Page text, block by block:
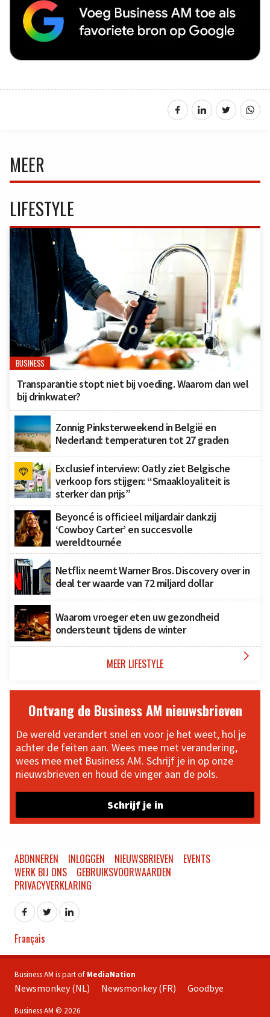
MEER
LIFESTYLE
BUSINESS
Transparantie stopt niet bij voeding. Waarom dan wel
bij drinkwater?
Zonnig Pinksterweekend in België en
Nederland: temperaturen tot 27 graden
Exclusief interview: Oatly ziet Belgische
verkoop fors stijgen: “Smaakloyaliteit is
sterker dan prijs”
Beyoncé is officieel miljardair dankzij
‘Cowboy Carter’ en succesvolle
wereldtournée
Netflix neemt Warner Bros. Discovery over in
deal ter waarde van 72 miljard dollar
Waarom vroeger eten uw gezondheid
ondersteunt tijdens de winter
MEER LIFESTYLE 
Ontvang de Business AM nieuwsbrieven
De wereld verandert snel en voor je het weet, hol je
achter de feiten aan. Wees mee met verandering,
wees mee met Business AM. Schrijf je in op onze
nieuwsbrieven en houd de vinger aan de pols.
Schrijf je in
ABONNEREN INLOGGEN NIEUWSBRIEVEN
EVENTS
WERK BIJ ONS
GEBRUIKSVOORWAARDEN
PRIVACYVERKLARING
Français
Business AM is part of MediaNation
Newsmonkey (NL) Newsmonkey (FR) Goodbye
Business AM © 2026